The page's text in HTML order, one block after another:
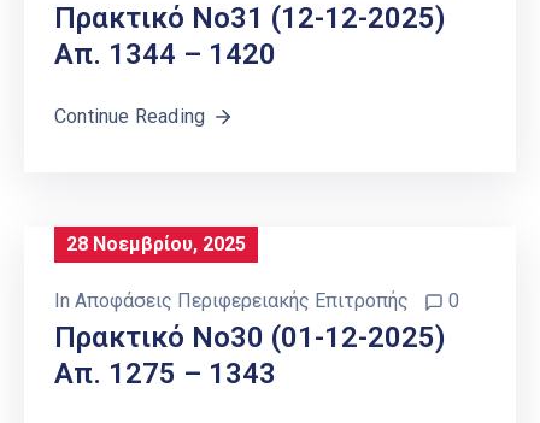
Πρακτικό Νο31 (12-12-2025)
Απ. 1344 – 1420
Continue Reading
28 Νοεμβρίου, 2025
In Αποφάσεις Περιφερειακής Επιτροπής 0
Πρακτικό Νο30 (01-12-2025)
Απ. 1275 – 1343